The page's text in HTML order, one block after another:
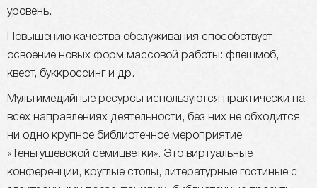
уровень.
Повышению качества обслуживания способствует
освоение новых форм массовой работы: флешмоб,
квест, буккроссинг и др.
Мультимедийные ресурсы используются практически на
всех направлениях деятельности, без них не обходится
ни одно крупное библиотечное мероприятие
«Теньгушевской семицветки». Это виртуальные
конференции, круглые столы, литературные гостиные с